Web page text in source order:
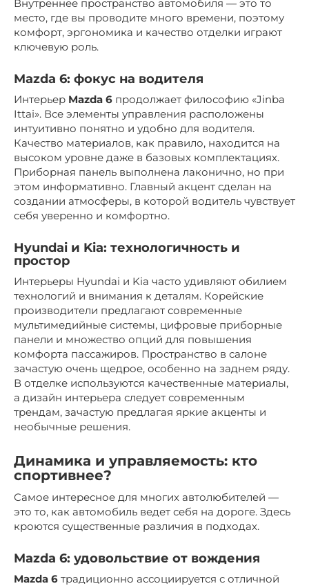
Внутреннее пространство автомобиля — это то
место, где вы проводите много времени, поэтому
комфорт, эргономика и качество отделки играют
ключевую роль.
Mazda 6: фокус на водителя
Интерьер Mazda 6 продолжает философию «Jinba
Ittai». Все элементы управления расположены
интуитивно понятно и удобно для водителя.
Качество материалов, как правило, находится на
высоком уровне даже в базовых комплектациях.
Приборная панель выполнена лаконично, но при
этом информативно. Главный акцент сделан на
создании атмосферы, в которой водитель чувствует
себя уверенно и комфортно.
Hyundai и Kia: технологичность и
простор
Интерьеры Hyundai и Kia часто удивляют обилием
технологий и внимания к деталям. Корейские
производители предлагают современные
мультимедийные системы, цифровые приборные
панели и множество опций для повышения
комфорта пассажиров. Пространство в салоне
зачастую очень щедрое, особенно на заднем ряду.
В отделке используются качественные материалы,
а дизайн интерьера следует современным
трендам, зачастую предлагая яркие акценты и
необычные решения.
Динамика и управляемость: кто
спортивнее?
Самое интересное для многих автолюбителей —
это то, как автомобиль ведет себя на дороге. Здесь
кроются существенные различия в подходах.
Mazda 6: удовольствие от вождения
Mazda 6 традиционно ассоциируется с отличной